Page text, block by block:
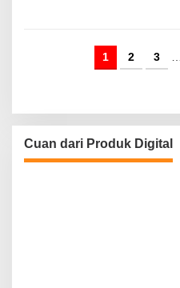
1 2 3
Cuan dari Produk Digital